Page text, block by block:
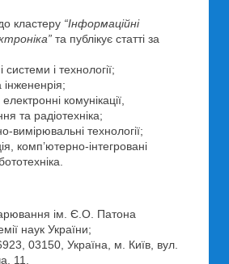
кластеру “Інформаційні
та публікує статті за
і технології;
комунікації,
та радіотехніка;
вимірювальні технології;
комп’ютерно-інтегровані
ім. Є.О. Патона
наук України;
03150, Україна, м. Київ, вул.
11,